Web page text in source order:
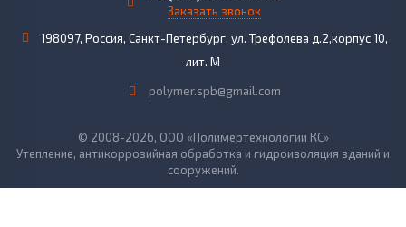
Заказать звонок
198097, Россия, Санкт-Петербург, ул. Трефолева д.2,корпус 10,
лит. М
polymer.spb@gmail.com
© 2008-2026, ООО «Полимертехнологии КС»
Утепление, антикоррозийная обработка и гидроизоляция зданий и
сооружений.